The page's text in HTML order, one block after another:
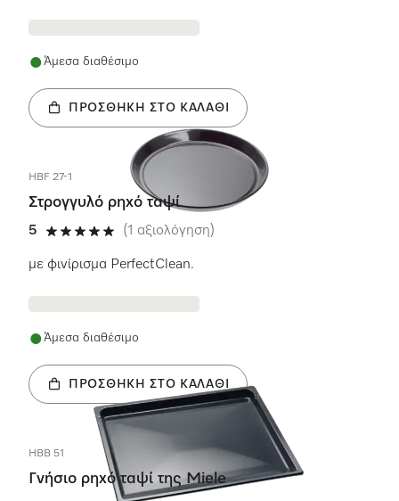
Άμεσα διαθέσιμο
ΠΡΟΣΘΉΚΗ ΣΤΟ ΚΑΛΆΘΙ
HBF 27-1
Στρογγυλό ρηχό ταψί
5
5 αστέρια από 5
(1 αξιολόγηση)
με φινίρισμα PerfectClean.
Άμεσα διαθέσιμο
ΠΡΟΣΘΉΚΗ ΣΤΟ ΚΑΛΆΘΙ
HBB 51
Γνήσιο ρηχό ταψί της Miele